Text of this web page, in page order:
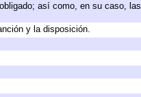
así como, en su caso, las
y la disposición.